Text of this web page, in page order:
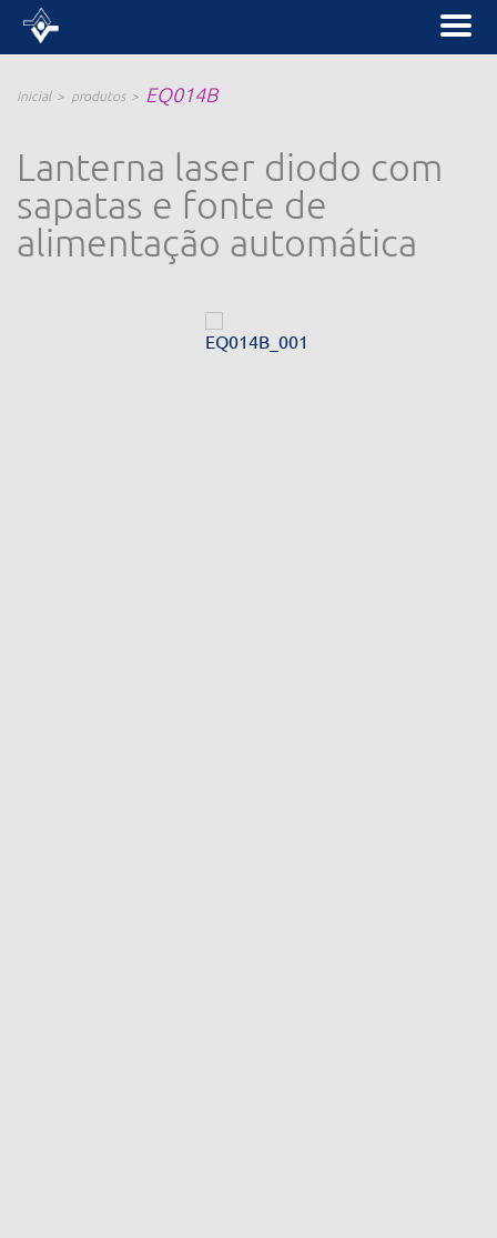
Inicial produtos EQ014B
Lanterna laser diodo com
sapatas e fonte de
alimentação automática